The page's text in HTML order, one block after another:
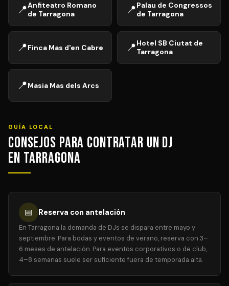
📍Anfiteatro Romano
de Tarragona
📍Palau de Congressos
de Tarragona
📍Finca Mas d'en Cabre 📍Hotel SB Ciutat de
Tarragona
📍Masia Mas dels Arcs
GUÍA LOCAL
Consejos para Contratar un DJ
en Tarragona
📅 Reserva con antelación
En Tarragona la demanda de DJs se dispara entre mayo y
septiembre. Para bodas y eventos de verano, reserva con 3–
6 meses de antelación. Para eventos corporativos o de club,
4–8 semanas suele ser suficiente fuera de temporada alta.